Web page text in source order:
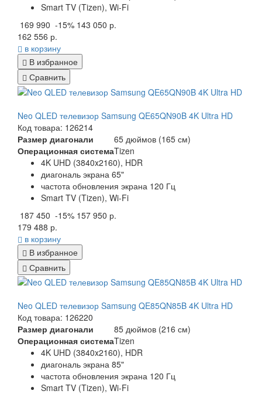
Smart TV (Tizen), Wi-Fi
169 990 -15% 143 050 р.
162 556 р.
в корзину
В избранное
Сравнить
Neo QLED телевизор Samsung QE65QN90B 4K Ultra HD
Код товара: 126214
Размер диагонали
65 дюймов (165 см)
Операционная системаTizen
4K UHD (3840x2160), HDR
диагональ экрана 65"
частота обновления экрана 120 Гц
Smart TV (Tizen), Wi-Fi
187 450 -15% 157 950 р.
179 488 р.
в корзину
В избранное
Сравнить
Neo QLED телевизор Samsung QE85QN85B 4K Ultra HD
Код товара: 126220
Размер диагонали
85 дюймов (216 см)
Операционная системаTizen
4K UHD (3840x2160), HDR
диагональ экрана 85"
частота обновления экрана 120 Гц
Smart TV (Tizen), Wi-Fi